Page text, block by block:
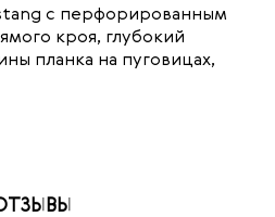
с перфорированным
кроя, глубокий
планка на пуговицах,